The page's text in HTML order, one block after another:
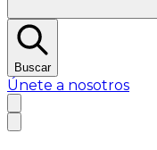
Buscar
Únete a nosotros